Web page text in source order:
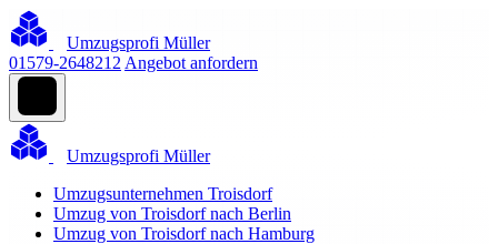
Umzugsprofi Müller
01579-2648212 Angebot anfordern
Umzugsprofi Müller
Umzugsunternehmen Troisdorf
Umzug von Troisdorf nach Berlin
Umzug von Troisdorf nach Hamburg